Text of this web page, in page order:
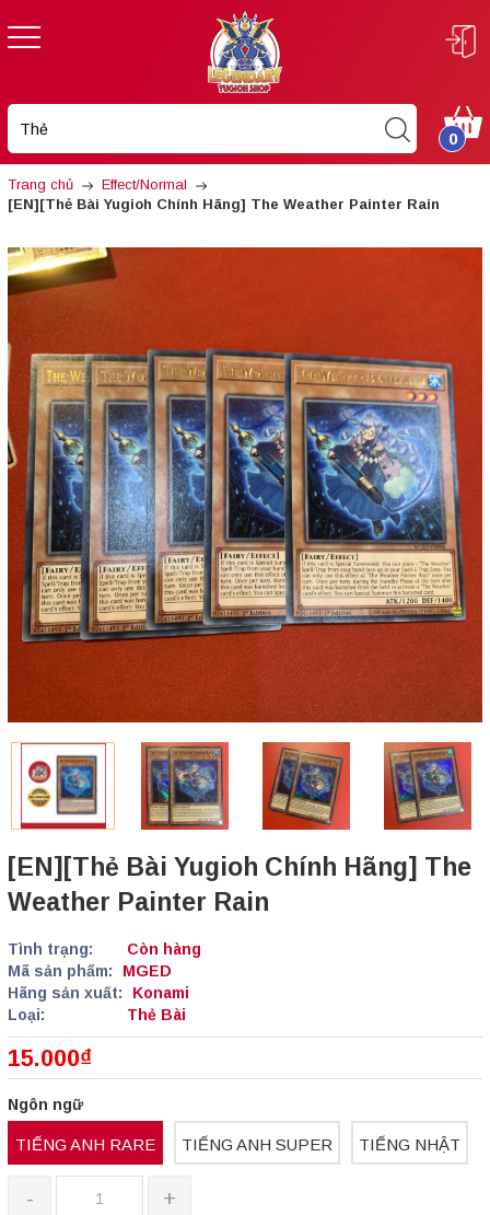
0
Trang chủ
Effect/Normal
[EN][Thẻ Bài Yugioh Chính Hãng] The Weather Painter Rain
[EN][Thẻ Bài Yugioh Chính Hãng] The
Weather Painter Rain
Tình trạng:
Còn hàng
Mã sản phẩm:
MGED
Hãng sản xuất:
Konami
Loại:
Thẻ Bài
15.000₫
Ngôn ngữ
TIẾNG ANH RARE TIẾNG ANH SUPER TIẾNG NHẬT
- +